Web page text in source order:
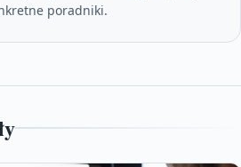
poradniki.